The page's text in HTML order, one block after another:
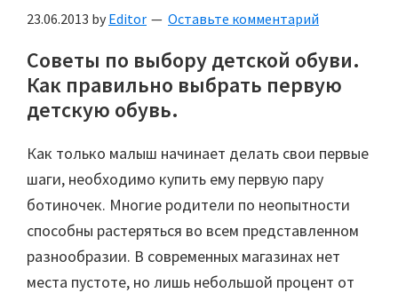
23.06.2013 by Editor Оставьте комментарий
Советы по выбору детской обуви.
Как правильно выбрать первую
детскую обувь.
Как только малыш начинает делать свои первые
шаги, необходимо купить ему первую пару
ботиночек. Многие родители по неопытности
способны растеряться во всем представленном
разнообразии. В современных магазинах нет
места пустоте, но лишь небольшой процент от